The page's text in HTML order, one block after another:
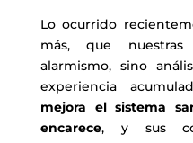
Lo ocurrido
más, que
alarmismo, sino
experiencia
mejora el sistema
encarece, y sus